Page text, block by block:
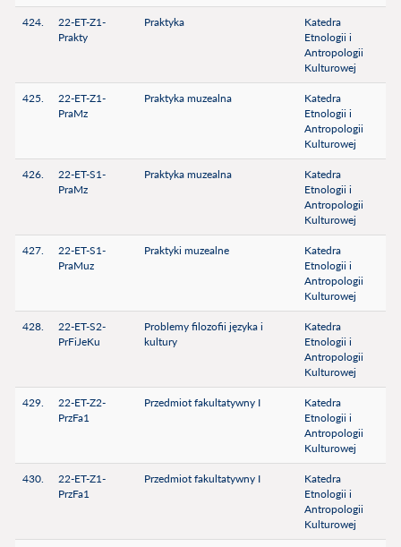
424.
22-ET-Z1-
Prakty
Praktyka
Katedra
Etnologii i
Antropologii
Kulturowej
425.
22-ET-Z1-
PraMz
Praktyka muzealna
Katedra
Etnologii i
Antropologii
Kulturowej
426.
22-ET-S1-
PraMz
Praktyka muzealna
Katedra
Etnologii i
Antropologii
Kulturowej
427.
22-ET-S1-
PraMuz
Praktyki muzealne
Katedra
Etnologii i
Antropologii
Kulturowej
428.
22-ET-S2-
PrFiJeKu
Problemy filozofii języka i
kultury
Katedra
Etnologii i
Antropologii
Kulturowej
429.
22-ET-Z2-
PrzFa1
Przedmiot fakultatywny I
Katedra
Etnologii i
Antropologii
Kulturowej
430.
22-ET-Z1-
PrzFa1
Przedmiot fakultatywny I
Katedra
Etnologii i
Antropologii
Kulturowej